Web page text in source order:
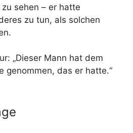
sehen – er hatte
zu tun, als solchen
„Dieser Mann hat dem
genommen, das er hatte.“